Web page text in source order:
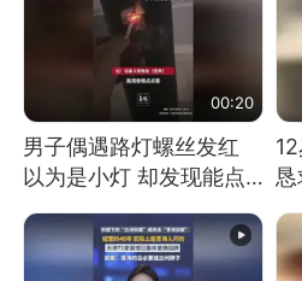
00:20
男子偶遇路灯螺丝发红
以为是小灯 却发现能点
处理
恳